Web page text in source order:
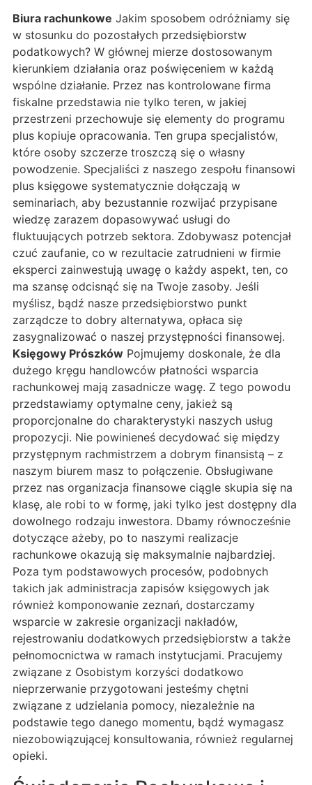
Biura rachunkowe Jakim sposobem odróżniamy się
w stosunku do pozostałych przedsiębiorstw
podatkowych? W głównej mierze dostosowanym
kierunkiem działania oraz poświęceniem w każdą
wspólne działanie. Przez nas kontrolowane firma
fiskalne przedstawia nie tylko teren, w jakiej
przestrzeni przechowuje się elementy do programu
plus kopiuje opracowania. Ten grupa specjalistów,
które osoby szczerze troszczą się o własny
powodzenie. Specjaliści z naszego zespołu finansowi
plus księgowe systematycznie dołączają w
seminariach, aby bezustannie rozwijać przypisane
wiedzę zarazem dopasowywać usługi do
fluktuujących potrzeb sektora. Zdobywasz potencjał
czuć zaufanie, co w rezultacie zatrudnieni w firmie
eksperci zainwestują uwagę o każdy aspekt, ten, co
ma szansę odcisnąć się na Twoje zasoby. Jeśli
myślisz, bądź nasze przedsiębiorstwo punkt
zarządcze to dobry alternatywa, opłaca się
zasygnalizować o naszej przystępności finansowej.
Księgowy Prószków Pojmujemy doskonale, że dla
dużego kręgu handlowców płatności wsparcia
rachunkowej mają zasadnicze wagę. Z tego powodu
przedstawiamy optymalne ceny, jakież są
proporcjonalne do charakterystyki naszych usług
propozycji. Nie powinieneś decydować się między
przystępnym rachmistrzem a dobrym finansistą – z
naszym biurem masz to połączenie. Obsługiwane
przez nas organizacja finansowe ciągle skupia się na
klasę, ale robi to w formę, jaki tylko jest dostępny dla
dowolnego rodzaju inwestora. Dbamy równocześnie
dotyczące ażeby, po to naszymi realizacje
rachunkowe okazują się maksymalnie najbardziej.
Poza tym podstawowych procesów, podobnych
takich jak administracja zapisów księgowych jak
również komponowanie zeznań, dostarczamy
wsparcie w zakresie organizacji nakładów,
rejestrowaniu dodatkowych przedsiębiorstw a także
pełnomocnictwa w ramach instytucjami. Pracujemy
związane z Osobistym korzyści dodatkowo
nieprzerwanie przygotowani jesteśmy chętni
związane z udzielania pomocy, niezależnie na
podstawie tego danego momentu, bądź wymagasz
niezobowiązującej konsultowania, również regularnej
opieki.